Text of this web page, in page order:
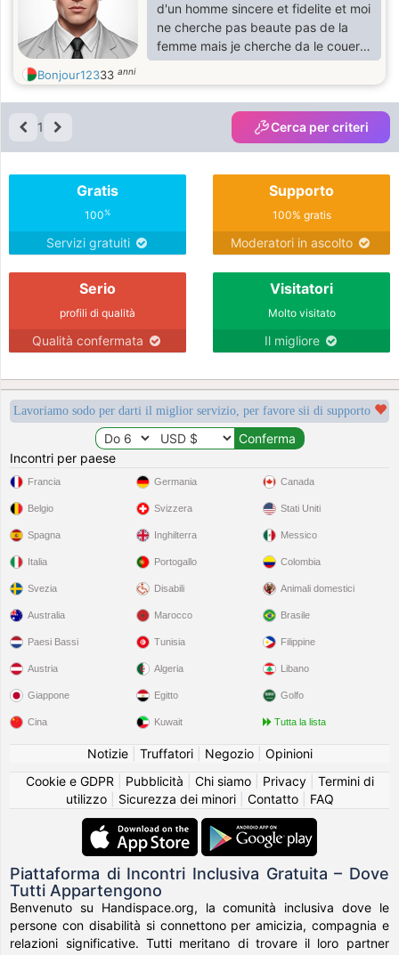
d'un homme sincere et fidelite et moi
ne cherche pas beaute pas de la
femme mais je cherche da le couer
de femme qui m'aime et je suis un
homme sincere et serieux et aimable
et j'ames bien partager mon heureux
avec un homme mais je suis
Bonjour12333 anni
1 Cerca per criteri
Gratis
100%
Servizi gratuiti
Supporto
100% gratis
Moderatori in ascolto
Serio
profili di qualità
Qualità confermata
Visitatori
Molto visitato
Il migliore
Lavoriamo sodo per darti il miglior servizio, per favore sii di supporto
Incontri per paese
Francia
Belgio
Spagna
Italia
Svezia
Germania
Svizzera
Inghilterra
Portogallo
Disabili
Canada
Stati Uniti
Messico
Colombia
Animali domestici
Australia
Paesi Bassi
Austria
Giappone
Cina
Marocco
Tunisia
Algeria
Egitto
Kuwait
Brasile
Filippine
Libano
Golfo
Tutta la lista
Notizie| Truffatori| Negozio| Opinioni
Cookie e GDPR
Pubblicità Chi siamo| Privacy| Termini di
utilizzo| Sicurezza dei minori| Contatto| FAQ
Piattaforma di Incontri Inclusiva Gratuita – Dove
Tutti Appartengono
Benvenuto su Handispace.org, la comunità inclusiva dove le
persone con disabilità si connettono per amicizia, compagnia e
relazioni significative. Tutti meritano di trovare il loro partner